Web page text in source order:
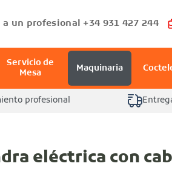
un profesional +34 931 427 244
Servicio de
Mesa
Maquinaria
profesional
eléctrica con